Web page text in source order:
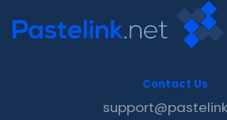
Contact Us